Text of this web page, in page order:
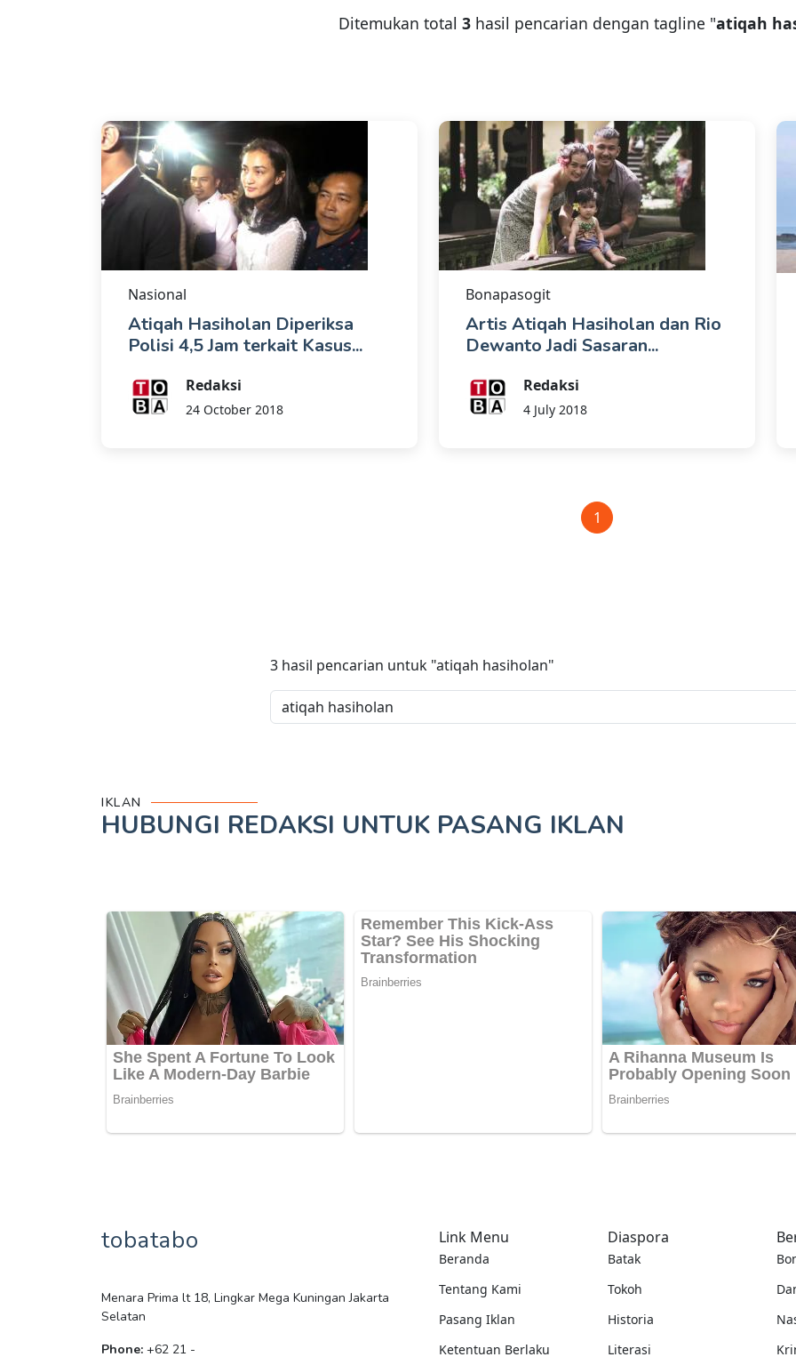
Ditemukan total 3hasil pencarian dengan tagline "atiqah
Nasional
Atiqah Hasiholan Diperiksa
Polisi 4,5 Jam terkait Kasus...
Redaksi
24 October 2018
Bonapasogit
Artis Atiqah Hasiholan dan Rio
Dewanto Jadi Sasaran...
Redaksi
4 July 2018
1
3 hasil pencarian untuk "atiqah hasiholan"
IKLAN
HUBUNGI REDAKSI UNTUK PASANG IKLAN
tobatabo
Menara Prima lt 18, Lingkar Mega Kuningan Jakarta
Selatan
Phone: +62 21 -
Link Menu
Beranda
Tentang Kami
Pasang Iklan
Ketentuan Berlaku
Diaspora
Batak
Tokoh
Historia
Literasi